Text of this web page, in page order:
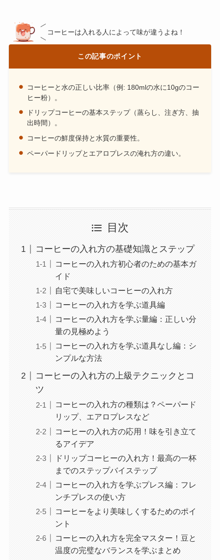
コーヒーは入れる人によって味が違うよね！
この記事のポイント
コーヒーと水の正しい比率（例: 180mlの水に10gのコー
ヒー粉）。
ドリップコーヒーの基本ステップ（蒸らし、注ぎ方、抽
出時間）。
コーヒーの鮮度保持と水質の重要性。
ペーパードリップとエアロプレスの淹れ方の違い。
目次
コーヒーの入れ方の基礎知識とステップ
コーヒーの入れ方初心者のための基本ガ
イド
自宅で美味しいコーヒーの入れ方
コーヒーの入れ方を学ぶ道具編
コーヒーの入れ方を学ぶ量編：正しい分
量の見極めよう
コーヒーの入れ方を学ぶ道具なし編：シ
ンプルな方法
コーヒーの入れ方の上級テクニックとコ
ツ
コーヒーの入れ方の種類は？ペーパード
リップ、エアロプレスなど
コーヒーの入れ方の応用！味を引き立て
るアイデア
ドリップコーヒーの入れ方！最高の一杯
までのステップバイステップ
コーヒーの入れ方を学ぶプレス編：フレ
ンチプレスの使い方
コーヒーをより美味しくするためのポイ
ント
コーヒーの入れ方を完全マスター！豆と
温度の完璧なバランスを学ぶまとめ